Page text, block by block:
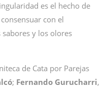
es el hecho de
con el
y los olores
de Cata por Parejas
; Fernando Gurucharri,